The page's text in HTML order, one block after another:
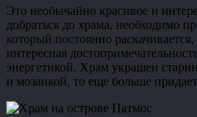
Это необычайно красивое и
добраться до храма, необходимо
который постоянно
интересная
энергетикой. Храм украшен
и мозаикой, то еще больше